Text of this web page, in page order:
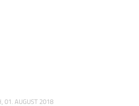
01. AUGUST 2018